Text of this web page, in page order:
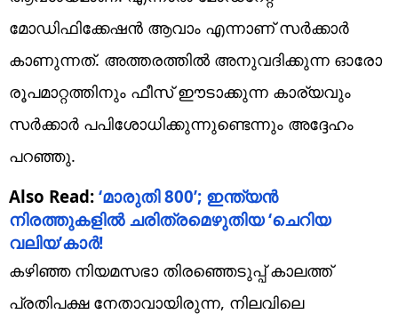
മോഡിഫിക്കേഷന്‍ ആവാം എന്നാണ് സര്‍ക്കാര്‍
കാണുന്നത്. അത്തരത്തില്‍ അനുവദിക്കുന്ന ഓരോ
രൂപമാറ്റത്തിനും ഫീസ് ഈടാക്കുന്ന കാര്യവും
സര്‍ക്കാര്‍ പപിശോധിക്കുന്നുണ്ടെന്നും അദ്ദേഹം
പറഞ്ഞു.
Also Read: ‘മാരുതി 800’; ഇന്ത്യന്‍
നിരത്തുകളില്‍ ചരിത്രമെഴുതിയ ‘ചെറിയ
വലിയ’കാര്‍!
കഴിഞ്ഞ നിയമസഭാ തിരഞ്ഞെടുപ്പ് കാലത്ത്
പ്രതിപക്ഷ നേതാവായിരുന്ന, നിലവിലെ